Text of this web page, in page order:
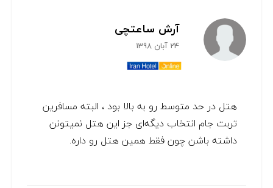
آرش ساعتچی
24 آبان 1398
هتل در حد متوسط رو به بالا بود ، البته مسافرین
تربت جام انتخاب دیگه‌ای جز این هتل نمیتونن
داشته باشن چون فقط همین هتل رو داره.